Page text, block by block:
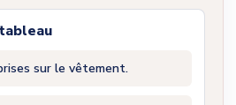
sur le vêtement.